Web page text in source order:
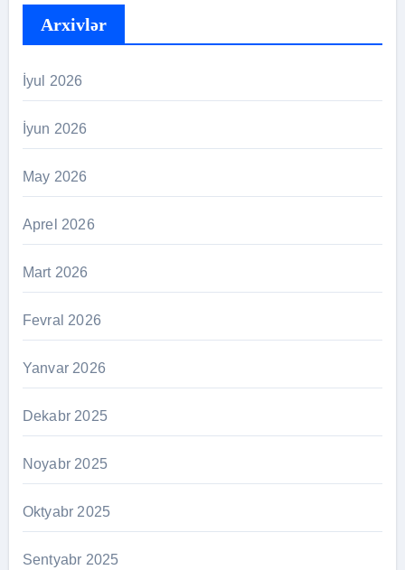
Arxivlər
İyul 2026
İyun 2026
May 2026
Aprel 2026
Mart 2026
Fevral 2026
Yanvar 2026
Dekabr 2025
Noyabr 2025
Oktyabr 2025
Sentyabr 2025